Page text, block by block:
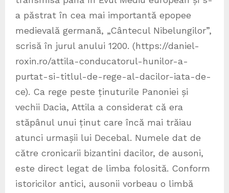
a păstrat în cea mai importantă epopee
medievală germană, „Cântecul Nibelungilor”,
scrisă în jurul anului 1200. (https://daniel-
roxin.ro/attila-conducatorul-hunilor-a-
purtat-si-titlul-de-rege-al-dacilor-iata-de-
ce). Ca rege peste ținuturile Panoniei și
vechii Dacia, Attila a considerat că era
stăpânul unui ținut care încă mai trăiau
atunci urmașii lui Decebal. Numele dat de
către cronicarii bizantini dacilor, de ausoni,
este direct legat de limba folosită. Conform
istoricilor antici, ausonii vorbeau o limbă